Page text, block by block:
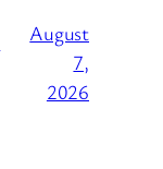
August
7,
2026